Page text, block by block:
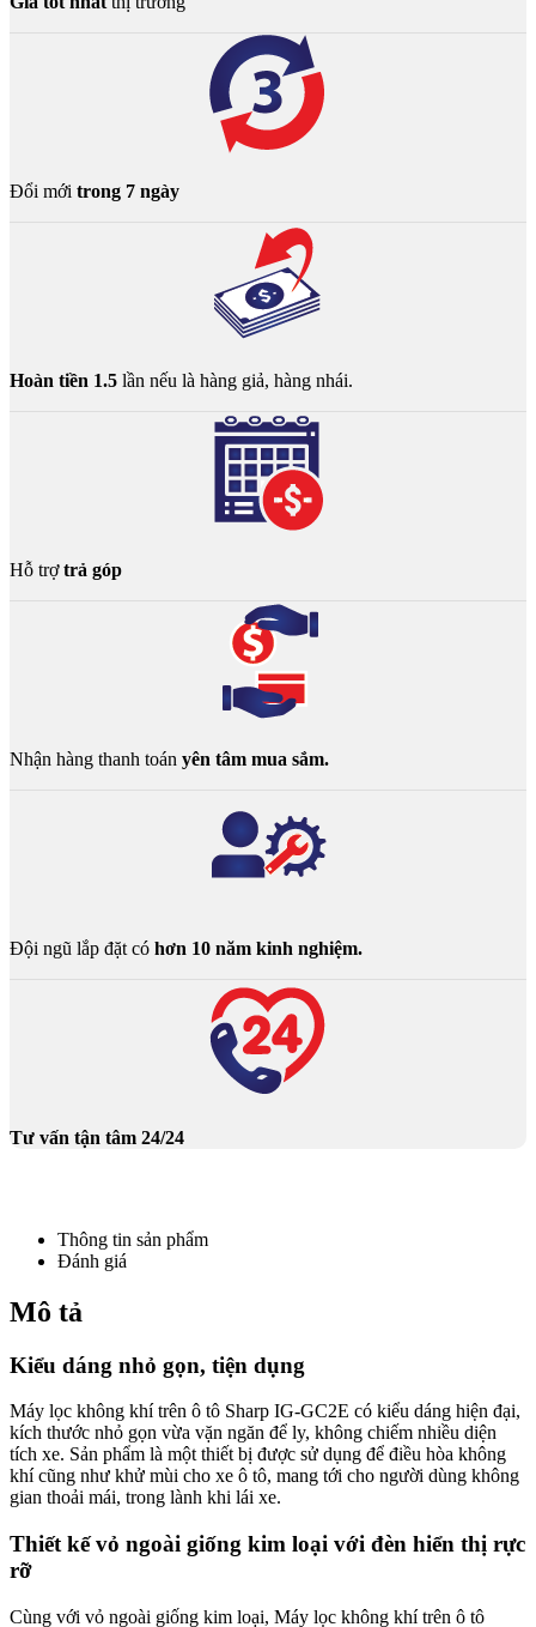
Đổi mới trong 7 ngày
Hoàn tiền 1.5 lần nếu là hàng giả, hàng nhái.
Hỗ trợtrả góp
Nhận hàng thanh toán yên tâm mua sắm.
Đội ngũ lắp đặt có hơn 10 năm kinh nghiệm.
Tư vấn tận tâm 24/24
Thông tin sản phẩm
Đánh giá
Mô tả
Kiểu dáng nhỏ gọn, tiện dụng
Máy lọc không khí trên ô tô Sharp IG-GC2E có kiểu dáng hiện đại,
kích thước nhỏ gọn vừa vặn ngăn để ly, không chiếm nhiều diện
tích xe. Sản phẩm là một thiết bị được sử dụng để điều hòa không
khí cũng như khử mùi cho xe ô tô, mang tới cho người dùng không
gian thoải mái, trong lành khi lái xe.
Thiết kế vỏ ngoài giống kim loại với đèn hiển thị rực
rỡ
Cùng với vỏ ngoài giống kim loại, Máy lọc không khí trên ô tô